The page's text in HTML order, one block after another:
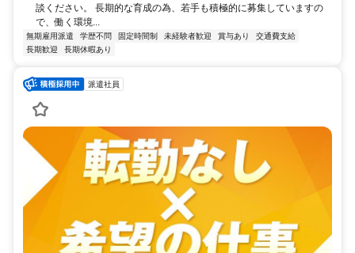
談ください。 長期的な育成の為、若手も積極的に募集していますの
で、働く環境...
無期雇用派遣 学歴不問 固定時間制 未経験者歓迎 賞与あり
交通費支給
長期歓迎
長期休暇あり
派遣社員